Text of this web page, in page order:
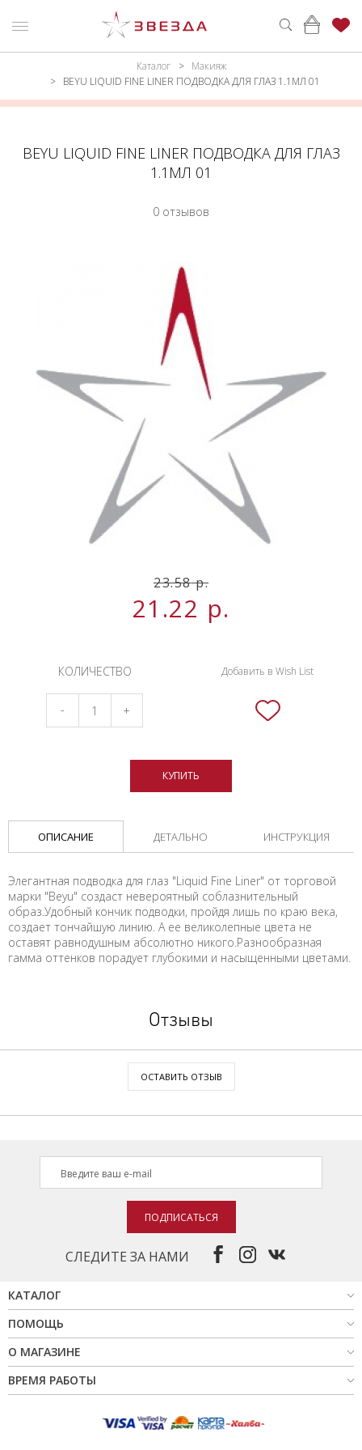
ВОЙТИ
МАКИЯЖ
НОВИНКИ
Каталог
Макияж
BEYU LIQUID FINE LINER ПОДВОДКА ДЛЯ ГЛАЗ 1.1МЛ 01
BEYU LIQUID FINE LINER ПОДВОДКА ДЛЯ ГЛАЗ
1.1МЛ 01
0 отзывов
23.58р.
21.22 р.
КОЛИЧЕСТВО
- +
КУПИТЬ
Добавить в Wish List
ОПИСАНИЕ ДЕТАЛЬНО ИНСТРУКЦИЯ
Элегантная подводка для глаз "Liquid Fine Liner" от торговой
марки "Beyu" создаст невероятный соблазнительный
образ.Удобный кончик подводки, пройдя лишь по краю века,
создает тончайшую линию. А ее великолепные цвета не
оставят равнодушным абсолютно никого.Разнообразная
гамма оттенков порадует глубокими и насыщенными цветами.
Отзывы
ОСТАВИТЬ ОТЗЫВ
СЛЕДИТЕ ЗА НАМИ
ПОДПИСАТЬСЯ
КАТАЛОГ
ПОМОЩЬ
О МАГАЗИНЕ
ВРЕМЯ РАБОТЫ